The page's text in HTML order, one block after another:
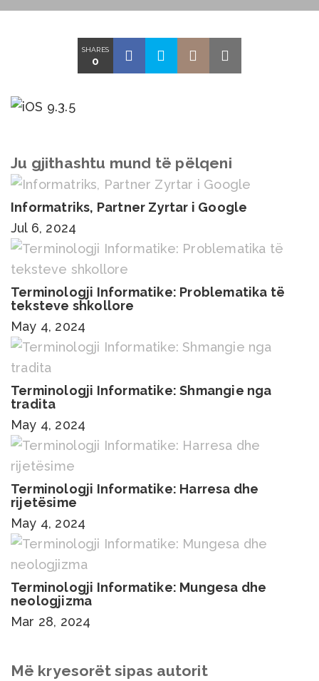
SHARES
0
Ju gjithashtu mund të pëlqeni
Informatriks, Partner Zyrtar i Google
Jul 6, 2024
Terminologji Informatike: Problematika të
teksteve shkollore
May 4, 2024
Terminologji Informatike: Shmangie nga
tradita
May 4, 2024
Terminologji Informatike: Harresa dhe
rijetësime
May 4, 2024
Terminologji Informatike: Mungesa dhe
neologjizma
Mar 28, 2024
Më kryesorët sipas autorit